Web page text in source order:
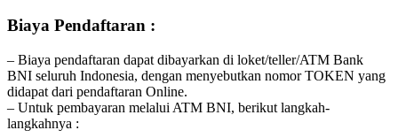
Biaya Pendaftaran :
– Biaya pendaftaran dapat dibayarkan di loket/teller/ATM Bank
BNI seluruh Indonesia, dengan menyebutkan nomor TOKEN yang
didapat dari pendaftaran Online.
– Untuk pembayaran melalui ATM BNI, berikut langkah-
langkahnya :